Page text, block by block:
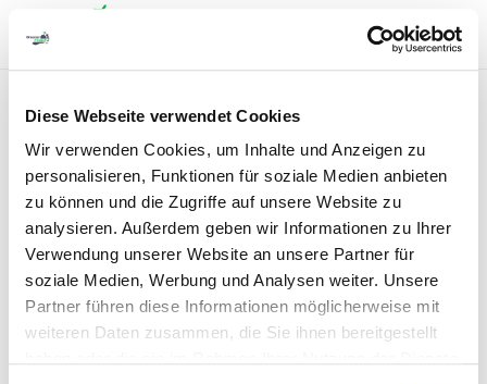
Diese Webseite verwendet Cookies
Wir verwenden Cookies, um Inhalte und Anzeigen zu
personalisieren, Funktionen für soziale Medien anbieten
zu können und die Zugriffe auf unsere Website zu
analysieren. Außerdem geben wir Informationen zu Ihrer
Verwendung unserer Website an unsere Partner für
soziale Medien, Werbung und Analysen weiter. Unsere
Partner führen diese Informationen möglicherweise mit
weiteren Daten zusammen, die Sie ihnen bereitgestellt
This content is password-protected. To view it, please enter
the password below.
Passwort: